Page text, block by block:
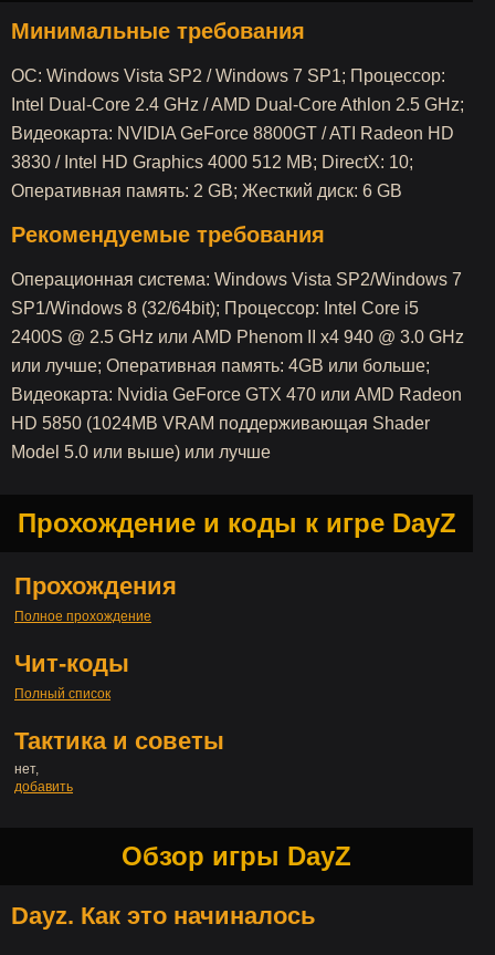
Минимальные требования
OC: Windows Vista SP2 / Windows 7 SP1; Процессор:
Intel Dual-Core 2.4 GHz / AMD Dual-Core Athlon 2.5 GHz;
Видеокарта: NVIDIA GeForce 8800GT / ATI Radeon HD
3830 / Intel HD Graphics 4000 512 MB; DirectX: 10;
Оперативная память: 2 GB; Жесткий диск: 6 GB
Рекомендуемые требования
Операционная система: Windows Vista SP2/Windows 7
SP1/Windows 8 (32/64bit); Процессор: Intel Core i5
2400S @ 2.5 GHz или AMD Phenom II x4 940 @ 3.0 GHz
или лучше; Оперативная память: 4GB или больше;
Видеокарта: Nvidia GeForce GTX 470 или AMD Radeon
HD 5850 (1024MB VRAM поддерживающая Shader
Model 5.0 или выше) или лучше
Прохождение и коды к игре DayZ
Прохождения
Полное прохождение
Чит-коды
Полный список
Тактика и советы
нет,
добавить
Обзор игры DayZ
Dayz. Как это начиналось